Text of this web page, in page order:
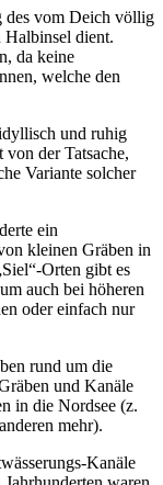
des vom Deich völlig
Halbinsel dient.
da keine
welche den
und ruhig
der Tatsache,
Variante solcher
ein
kleinen Gräben in
Orten gibt es
auch bei höheren
oder einfach nur
rund um die
und Kanäle
in die Nordsee (z.
mehr).
Kanäle